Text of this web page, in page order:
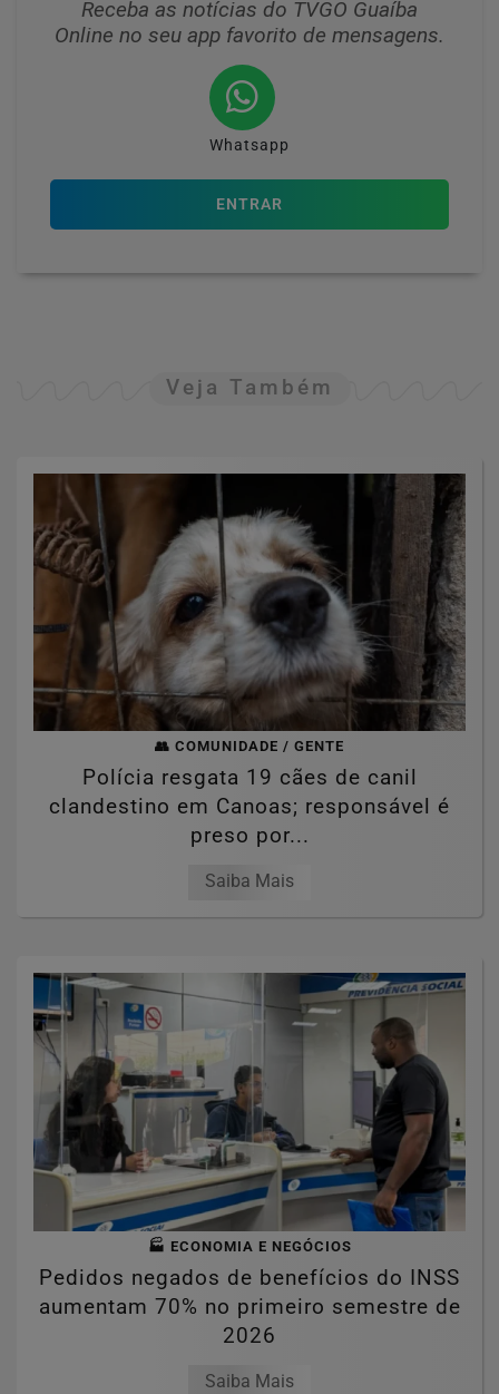
Receba as notícias do TVGO Guaíba
Online no seu app favorito de mensagens.
Whatsapp
ENTRAR
Veja Também
👥 COMUNIDADE / GENTE
Polícia resgata 19 cães de canil
clandestino em Canoas; responsável é
preso por...
Saiba Mais
🏭 ECONOMIA E NEGÓCIOS
Pedidos negados de benefícios do INSS
aumentam 70% no primeiro semestre de
2026
Saiba Mais